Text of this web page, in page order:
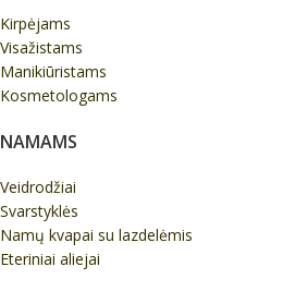
Kirpėjams
Visažistams
Manikiūristams
Kosmetologams
NAMAMS
Veidrodžiai
Svarstyklės
Namų kvapai su lazdelėmis
Eteriniai aliejai